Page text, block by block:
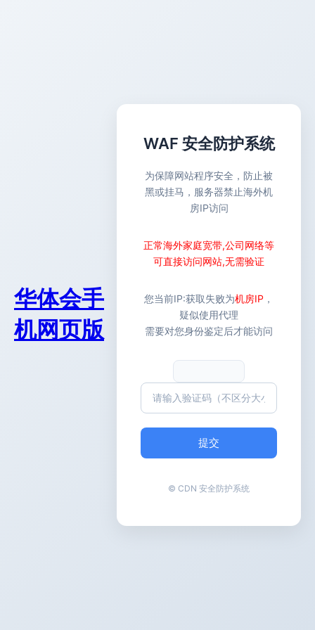
华体会手
机网页版
WAF 安全防护系统
为保障网站程序安全，防止被
黑或挂马，服务器禁止海外机
房IP访问
正常海外家庭宽带,公司网络等
可直接访问网站,无需验证
您当前IP:获取失败为机房IP ，
疑似使用代理
需要对您身份鉴定后才能访问
提交
© CDN 安全防护系统